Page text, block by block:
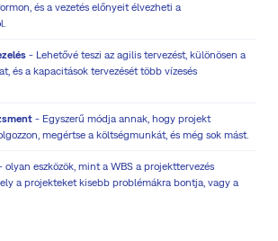
és a vezetés előnyeit élvezheti a
- Lehetővé teszi az agilis tervezést, különösen a
és a kapacitások tervezését több vízesés
- Egyszerű módja annak, hogy projekt
megértse a költségmunkát, és még sok mást.
olyan eszközök, mint a WBS a projekttervezés
a projekteket kisebb problémákra bontja, vagy a